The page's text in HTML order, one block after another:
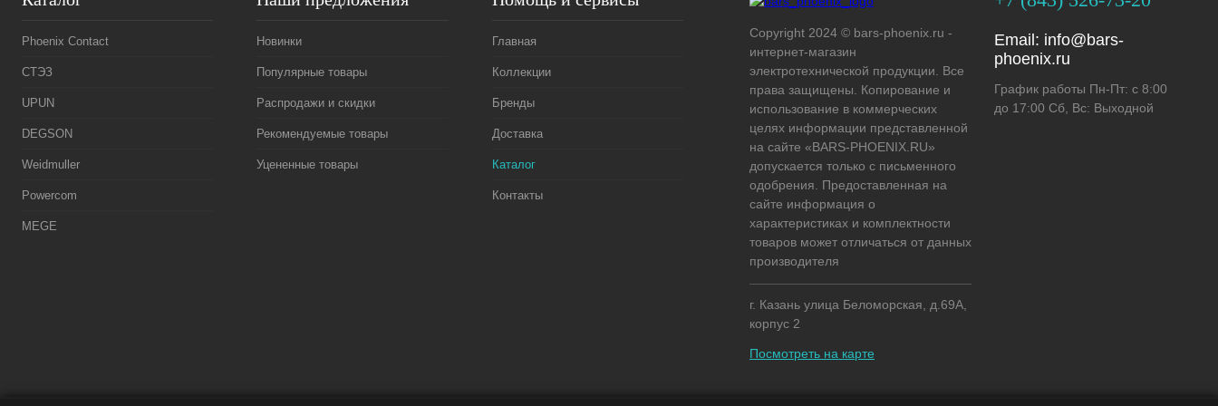
Phoenix Contact
СТЭЗ
UPUN
DEGSON
Weidmuller
Powercom
MEGE
Новинки
Популярные товары
Распродажи и скидки
Рекомендуемые товары
Уцененные товары
Главная
Коллекции
Бренды
Доставка
Каталог
Контакты
Copyright 2024 © bars-phoenix.ru -
интернет-магазин
электротехнической продукции. Все
права защищены. Копирование и
использование в коммерческих
целях информации представленной
на сайте «BARS-PHOENIX.RU»
допускается только с письменного
одобрения. Предоставленная на
сайте информация о
характеристиках и комплектности
товаров может отличаться от данных
производителя
г. Казань улица Беломорская, д.69А,
корпус 2
Посмотреть на карте
Email: info@bars-
phoenix.ru
График работы Пн-Пт: с 8:00
до 17:00 Сб, Вс: Выходной